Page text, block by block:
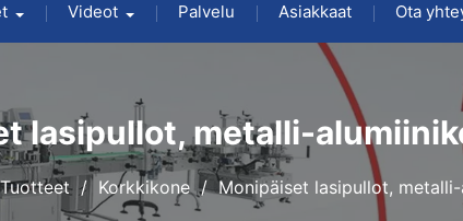
Videot Palvelu Asiakkaat Ota
lasipullot, metalli-
Tuotteet Korkkikone Monipäiset lasipullot,